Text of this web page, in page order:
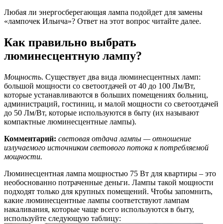
Любая ли энергосберегающая лампа подойдет для замены
«лампочек Ильича»? Ответ на этот вопрос читайте далее.
Как правильно выбрать
люминесцентную лампу?
Мощность. Существует два вида люминесцентных ламп:
большой мощности со светоотдачей от 40 до 100 Лм/Вт,
которые устанавливаются в больших помещениях больниц,
администраций, гостиниц, и малой мощности со светоотдачей
до 50 Лм/Вт, которые используются в быту (их называют
компактные люминесцентные лампы).
Комментарий: световая отдача лампы — отношение
излучаемого источником светового потока к потребляемой
мощности.
Люминесцентная лампа мощностью 75 Вт для квартиры – это
необоснованно потраченные деньги. Лампы такой мощности
подходят только для крупных помещений. Чтобы запомнить,
какие люминесцентные лампы соответствуют лампам
накаливания, которые чаще всего используются в быту,
используйте следующую таблицу: